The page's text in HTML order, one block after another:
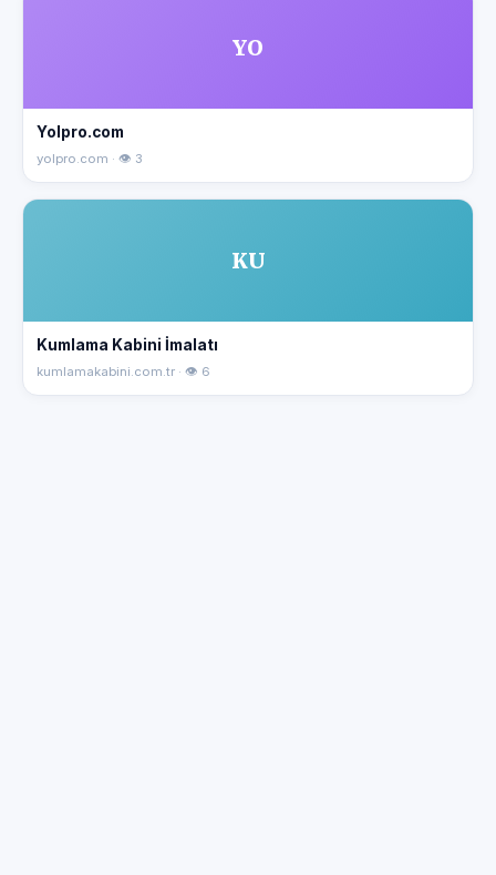
YO
Yolpro.com
yolpro.com · 👁 3
KU
Kumlama Kabini İmalatı
kumlamakabini.com.tr · 👁 6